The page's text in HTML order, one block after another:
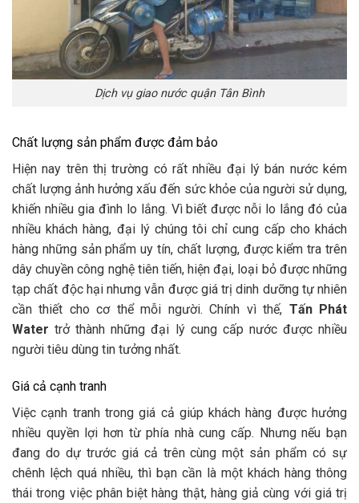
Dịch vụ giao nước quận Tân Bình
Chất lượng sản phẩm được đảm bảo
Hiện nay trên thị trường có rất nhiều đại lý bán nước kém
chất lượng ảnh hưởng xấu đến sức khỏe của người sử dụng,
khiến nhiều gia đình lo lắng. Vì biết được nỗi lo lắng đó của
nhiều khách hàng, đại lý chúng tôi chỉ cung cấp cho khách
hàng những sản phẩm uy tín, chất lượng, được kiểm tra trên
dây chuyền công nghệ tiên tiến, hiện đại, loại bỏ được những
tạp chất độc hại nhưng vẫn được giá trị dinh dưỡng tự nhiên
cần thiết cho cơ thể mỗi người. Chính vì thế, Tấn Phát
Water trở thành những đại lý cung cấp nước được nhiều
người tiêu dùng tin tưởng nhất.
Giá cả cạnh tranh
Việc cạnh tranh trong giá cả giúp khách hàng được hưởng
nhiều quyền lợi hơn từ phía nhà cung cấp. Nhưng nếu bạn
đang do dự trước giá cả trên cùng một sản phẩm có sự
chênh lệch quá nhiều, thì bạn cần là một khách hàng thông
thái trong việc phân biệt hàng thật, hàng giả cùng với giá trị